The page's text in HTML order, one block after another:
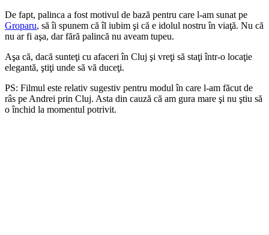
De fapt, palinca a fost motivul de bază pentru care l-am sunat pe
Groparu, să îi spunem că îl iubim şi că e idolul nostru în viaţă. Nu că
nu ar fi aşa, dar fără palincă nu aveam tupeu.
Aşa că, dacă sunteţi cu afaceri în Cluj şi vreţi să staţi într-o locaţie
elegantă, ştiţi unde să vă duceţi.
PS: Filmul este relativ sugestiv pentru modul în care l-am făcut de
râs pe Andrei prin Cluj. Asta din cauză că am gura mare şi nu ştiu să
o închid la momentul potrivit.